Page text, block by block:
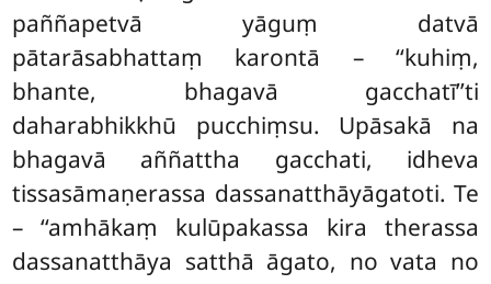
paññapetvā yāguṃ datvā
pātarāsabhattaṃ karontā – ‘‘kuhiṃ,
bhante, bhagavā gacchatī’’ti
daharabhikkhū pucchiṃsu. Upāsakā na
bhagavā aññattha gacchati, idheva
tissasāmaṇerassa dassanatthāyāgatoti. Te
– ‘‘amhākaṃ kulūpakassa kira therassa
dassanatthāya satthā āgato, no vata no